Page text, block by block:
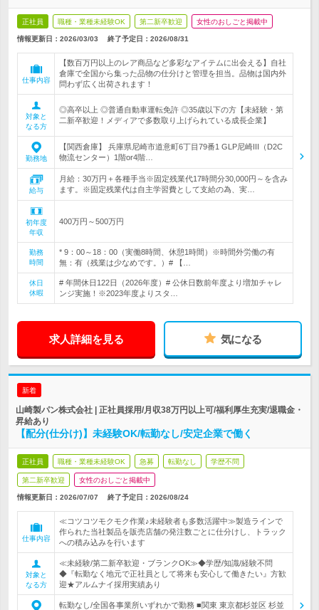
正社員 職種・業種未経験OK 第二新卒歓迎 女性のおしごと掲載中
情報更新日：2026/03/03 終了予定日： 2026/08/31
仕事内容
【数百万円以上のレア商品など多彩なアイテムに出会える】自社
倉庫で全国から集った品物の仕分けと管理を担当。品物は国内外
問わず広く出荷されます！
対象と
なる方
◎高卒以上 ◎普通自動車運転免許 ◎35歳以下の方【未経験・第
二新卒歓迎！メディアで多数取り上げられている成長企業】
勤務地
【関西倉庫】 兵庫県尼崎市道意町6丁目79番1 GLP尼崎III（D2C
物流センター）1階or4階…
給与
月給：30万円＋各種手当※固定残業代17時間分30,000円～を含み
ます。※固定残業代は自主学習費として支給の為、実…
初年度
年収
400万円～500万円
勤務
時間
* 9：00～18：00（実働8時間、休憩1時間）※時間外労働の有
無：有（残業は少なめです。）# 【…
休日
休暇
# 年間休日122日（2026年度）# 公休日数前年度より増加チャレ
ンジ実施！※2023年度よりスタ…
求人詳細を見る 気になる
新着
山崎製パン株式会社 | 正社員採用/月収38万円以上可/福利厚生充実/退職金・
昇給あり
【配分(仕分け)】未経験OK/転勤なし/安定企業で働く
正社員 職種・業種未経験OK 急募 転勤なし 学歴不問
第二新卒歓迎 女性のおしごと掲載中
情報更新日：2026/07/07 終了予定日： 2026/08/24
仕事内容
≪コツコツモクモク作業♪未経験者も多数活躍中≫製造ラインで
作られた当社製品を販売店舗の発注数ごとに仕分けし、トラック
への積み込みを行います
対象と
なる方
≪未経験/第二新卒歓迎・ブランクOK≫◆学歴/知識/経験不問
◆『転勤なく地元で正社員として将来も安心して働きたい』方歓
迎★アルムナイ採用実績あり
転勤なし/全国各事業所いずれかで勤務 ■関東 東京都杉並区 杉並